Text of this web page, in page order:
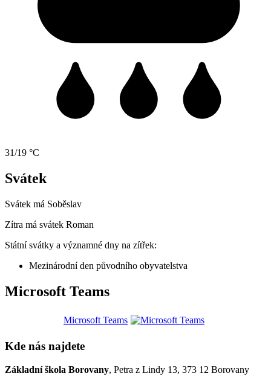
31/19 °C
Svátek
Svátek má Soběslav
Zítra má svátek Roman
Státní svátky a významné dny na zítřek:
Mezinárodní den původního obyvatelstva
Microsoft Teams
Microsoft Teams
Kde nás najdete
Základní škola Borovany, Petra z Lindy 13, 373 12 Borovany